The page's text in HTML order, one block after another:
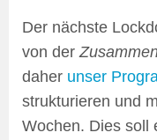
Der nächste
von der
daher unser
strukturieren und
Wochen. Dies soll